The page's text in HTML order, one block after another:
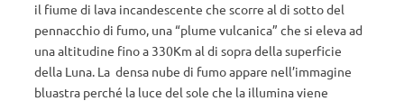
il fiume di lava incandescente che scorre al di sotto del
pennacchio di fumo, una “plume vulcanica” che si eleva ad
una altitudine fino a 330Km al di sopra della superficie
della Luna. La densa nube di fumo appare nell’immagine
bluastra perché la luce del sole che la illumina viene